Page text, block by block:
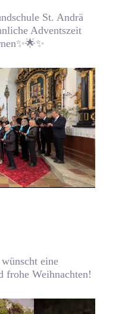
St. Andrä
Adventszeit
eine
frohe Weihnachten!